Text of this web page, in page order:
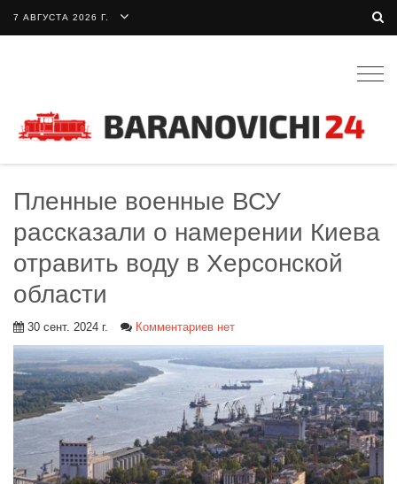
7 АВГУСТА 2026 Г.
Пленные военные ВСУ
рассказали о намерении Киева
отравить воду в Херсонской
области
30 сент. 2024 г. Комментариев нет